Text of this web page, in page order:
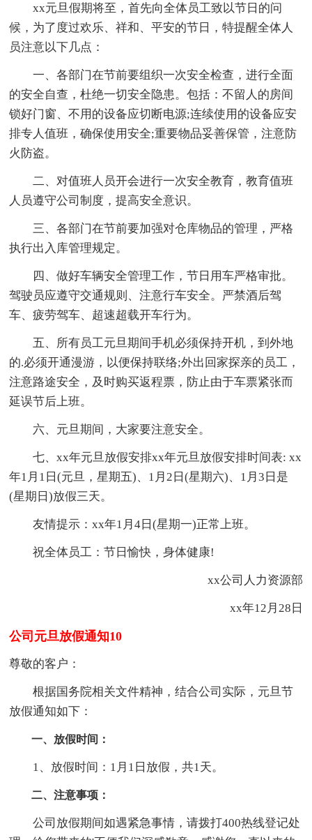
xx元旦假期将至，首先向全体员工致以节日的问
候，为了度过欢乐、祥和、平安的节日，特提醒全体人
员注意以下几点：
一、各部门在节前要组织一次安全检查，进行全面
的安全自查，杜绝一切安全隐患。包括：不留人的房间
锁好门窗、不用的设备应切断电源;连续使用的设备应安
排专人值班，确保使用安全;重要物品妥善保管，注意防
火防盗。
二、对值班人员开会进行一次安全教育，教育值班
人员遵守公司制度，提高安全意识。
三、各部门在节前要加强对仓库物品的管理，严格
执行出入库管理规定。
四、做好车辆安全管理工作，节日用车严格审批。
驾驶员应遵守交通规则、注意行车安全。严禁酒后驾
车、疲劳驾车、超速超载开车行为。
五、所有员工元旦期间手机必须保持开机，到外地
的.必须开通漫游，以便保持联络;外出回家探亲的员工，
注意路途安全，及时购买返程票，防止由于车票紧张而
延误节后上班。
六、元旦期间，大家要注意安全。
七、xx年元旦放假安排xx年元旦放假安排时间表: xx
年1月1日(元旦，星期五)、1月2日(星期六)、1月3日是
(星期日)放假三天。
友情提示：xx年1月4日(星期一)正常上班。
祝全体员工：节日愉快，身体健康!
xx公司人力资源部
xx年12月28日
公司元旦放假通知10
尊敬的客户：
根据国务院相关文件精神，结合公司实际，元旦节
放假通知如下：
一、放假时间：
1、放假时间：1月1日放假，共1天。
二、注意事项：
公司放假期间如遇紧急事情，请拨打400热线登记处